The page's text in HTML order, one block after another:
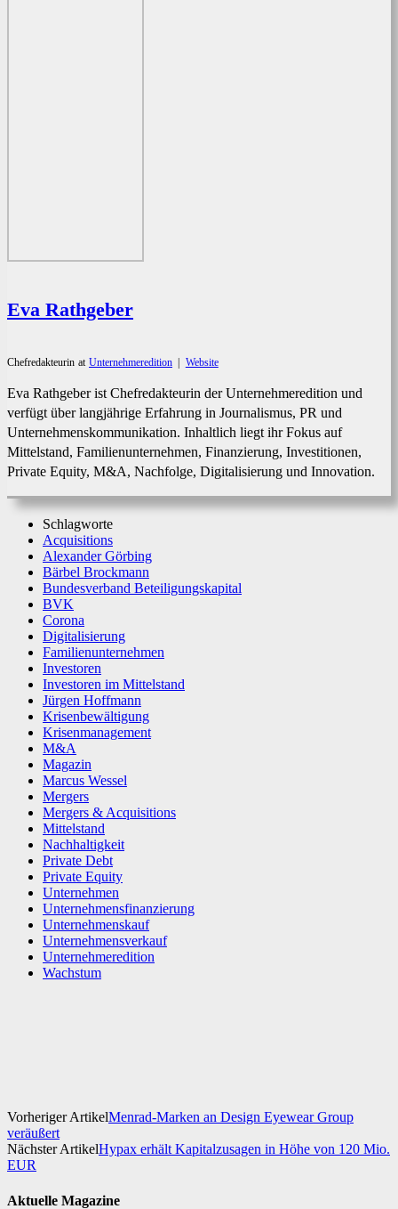
Eva Rathgeber
Chefredakteurin at Unternehmeredition Website
Eva Rathgeber ist Chefredakteurin der Unternehmeredition und
verfügt über langjährige Erfahrung in Journalismus, PR und
Unternehmenskommunikation. Inhaltlich liegt ihr Fokus auf
Mittelstand, Familienunternehmen, Finanzierung, Investitionen,
Private Equity, M&A, Nachfolge, Digitalisierung und Innovation.
Schlagworte
Acquisitions
Alexander Görbing
Bärbel Brockmann
Bundesverband Beteiligungskapital
BVK
Corona
Digitalisierung
Familienunternehmen
Investoren
Investoren im Mittelstand
Jürgen Hoffmann
Krisenbewältigung
Krisenmanagement
M&A
Magazin
Marcus Wessel
Mergers
Mergers & Acquisitions
Mittelstand
Nachhaltigkeit
Private Debt
Private Equity
Unternehmen
Unternehmensfinanzierung
Unternehmenskauf
Unternehmensverkauf
Unternehmeredition
Wachstum
Vorheriger ArtikelMenrad-Marken an Design Eyewear Group
veräußert
Nächster ArtikelHypax erhält Kapitalzusagen in Höhe von 120 Mio.
EUR
Aktuelle Magazine